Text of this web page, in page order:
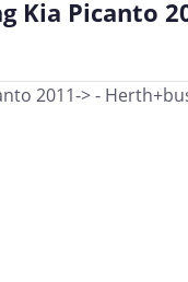
Kia Picanto